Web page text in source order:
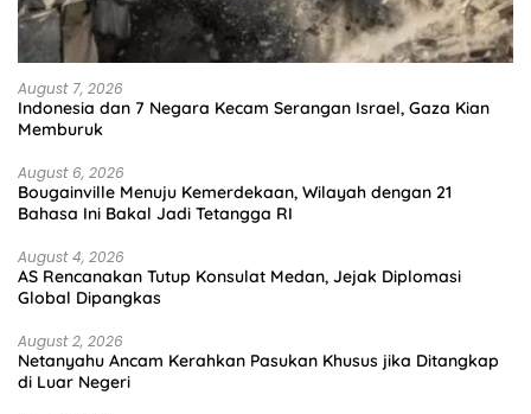
August 7, 2026
Indonesia dan 7 Negara Kecam Serangan Israel, Gaza Kian
Memburuk
August 6, 2026
Bougainville Menuju Kemerdekaan, Wilayah dengan 21
Bahasa Ini Bakal Jadi Tetangga RI
August 4, 2026
AS Rencanakan Tutup Konsulat Medan, Jejak Diplomasi
Global Dipangkas
August 2, 2026
Netanyahu Ancam Kerahkan Pasukan Khusus jika Ditangkap
di Luar Negeri